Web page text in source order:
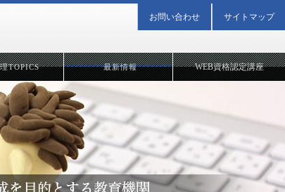
TOPICS 最新情報 WEB資格認定講座
お問い合わせ サイトマップ